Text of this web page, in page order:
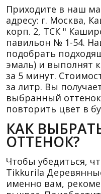
Приходите в наш
адресу: г. Москва,
корп. 2, ТСК "
павильон № 1-54.
подобрать
эмаль) и выполнят
за 5 минут.
за литр. Вы
выбранный
повторить цвет в
КАК
ОТТЕНОК?
Чтобы убедиться,
Tikkurila
именно вам,